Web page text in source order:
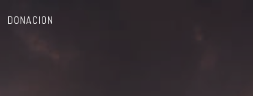
DONACION